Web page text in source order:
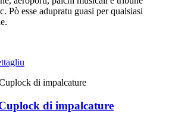
Pò esse adupratu guasi per qualsiasi
di impalcature